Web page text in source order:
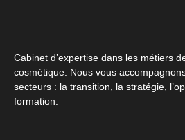
Cabinet d’expertise dans les métiers
cosmétique. Nous vous
secteurs : la transition, la stratégie,
formation.